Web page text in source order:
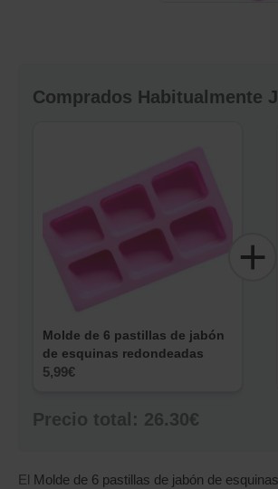
Comprados Habitualmente
Molde de 6 pastillas de jabón
de esquinas redondeadas
5,99€
Precio total: 26.30€
El Molde de 6 pastillas de jabón de